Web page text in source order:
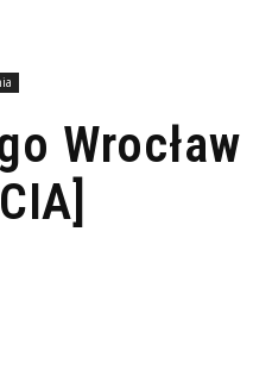
Wrocław